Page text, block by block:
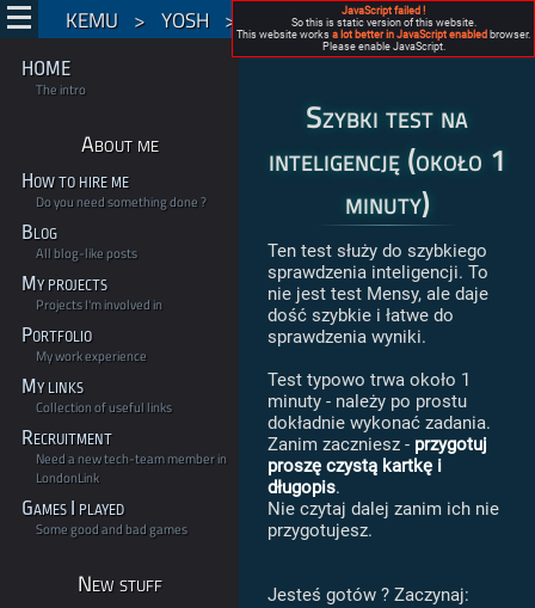
KEMU > YOSH > Szybki test na inteligencję
HOME
The intro
About me
How to hire me
Do you need something done ?
Blog
All blog-like posts
My projects
Projects I'm involved in
Portfolio
My work experience
My links
Collection of useful links
Recruitment
Need a new tech-team member in
LondonLink
Games I played
Some good and bad games
New stuff
Szybki test na
inteligencję (około 1
minuty)
Ten test służy do szybkiego
sprawdzenia inteligencji. To
nie jest test Mensy, ale daje
dość szybkie i łatwe do
sprawdzenia wyniki.
Test typowo trwa około 1
minuty - należy po prostu
dokładnie wykonać zadania.
Zanim zaczniesz - przygotuj
proszę czystą kartkę i
długopis.
Nie czytaj dalej zanim ich nie
przygotujesz.
Jesteś gotów ? Zaczynaj:
JavaScript failed !
So this is static version of this website.
This website works a lot better in JavaScript enabled browser.
Please enable JavaScript.